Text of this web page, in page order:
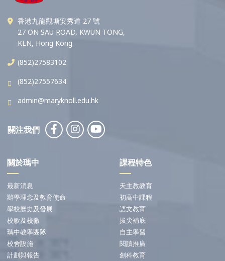
香港九龍觀塘安秀道 27 號
27 ON SAU ROAD, KWUN TONG,
KLN, Hong Kong.
(852)27583102
(852)27557634
admin@maryknoll.edu.hk
關注我們
關於瑪中
最新消息
辦學理念及教育使命
學校歷史及發展
校歌及校徽
瑪中教學團隊
校舍設施
計劃與報告
課程特色
天主教教育
初高中課程
語文教育
拔尖補底
自主學習
閱讀推廣
創科教育